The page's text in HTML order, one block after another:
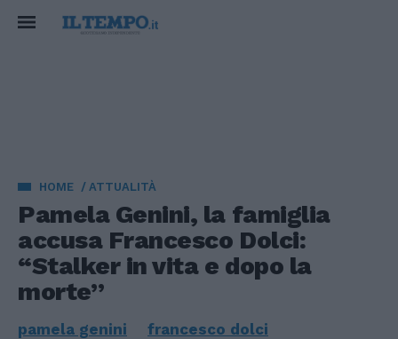
HOME ATTUALITÀ
Pamela Genini, la famiglia
accusa Francesco Dolci:
“Stalker in vita e dopo la
morte”
pamela genini francesco dolci